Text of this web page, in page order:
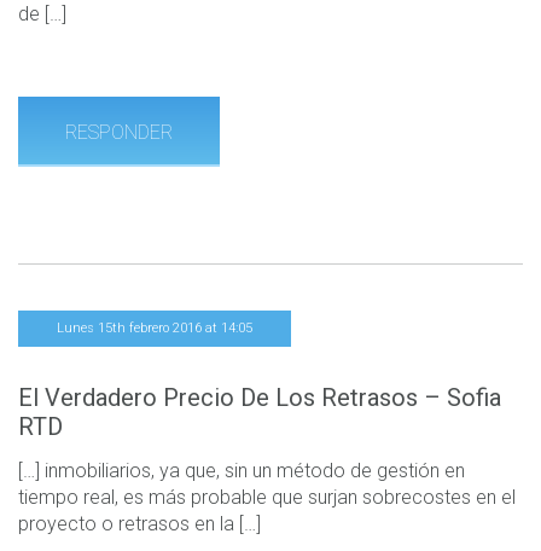
de […]
RESPONDER
Lunes 15th febrero 2016 at 14:05
El Verdadero Precio De Los Retrasos – Sofia
RTD
[…] inmobiliarios, ya que, sin un método de gestión en
tiempo real, es más probable que surjan sobrecostes en el
proyecto o retrasos en la […]